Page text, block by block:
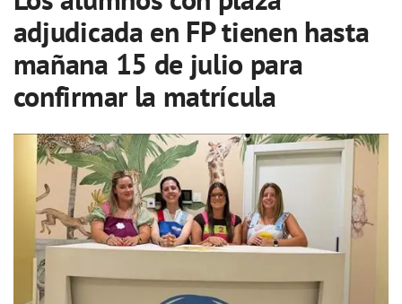
adjudicada en FP tienen hasta
mañana 15 de julio para
confirmar la matrícula